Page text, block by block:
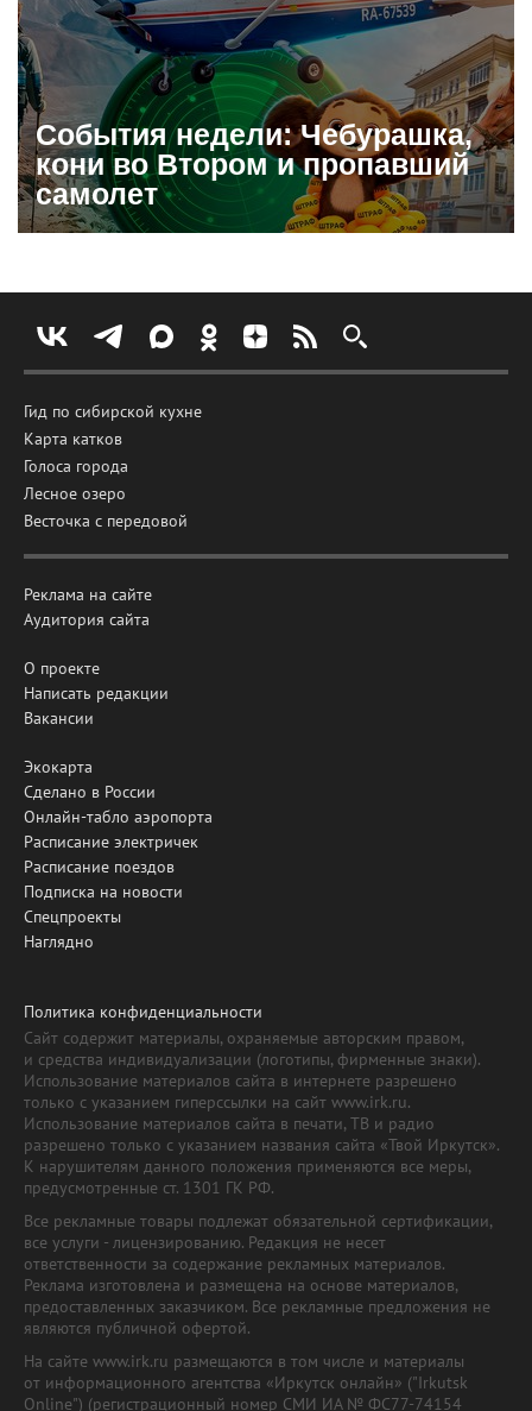
События недели: Чебурашка,
кони во Втором и пропавший
самолет
Гид по сибирской кухне
Карта катков
Голоса города
Лесное озеро
Весточка с передовой
Реклама на сайте
Аудитория сайта
О проекте
Написать редакции
Вакансии
Экокарта
Сделано в России
Онлайн-табло аэропорта
Расписание электричек
Расписание поездов
Подписка на новости
Спецпроекты
Наглядно
Политика конфиденциальности
Сайт содержит материалы, охраняемые авторским правом,
и средства индивидуализации (логотипы, фирменные знаки).
Использование материалов сайта в интернете разрешено
только с указанием гиперссылки на сайт www.irk.ru.
Использование материалов сайта в печати, ТВ и радио
разрешено только с указанием названия сайта «Твой Иркутск».
К нарушителям данного положения применяются все меры,
предусмотренные ст. 1301 ГК РФ.
Все рекламные товары подлежат обязательной сертификации,
все услуги - лицензированию. Редакция не несет
ответственности за содержание рекламных материалов.
Реклама изготовлена и размещена на основе материалов,
предоставленных заказчиком. Все рекламные предложения не
являются публичной офертой.
На сайте www.irk.ru размещаются в том числе и материалы
от информационного агентства «Иркутск онлайн» ("Irkutsk
Online") (регистрационный номер СМИ ИА № ФС77-74154